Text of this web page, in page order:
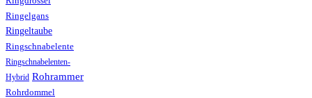
Ringelgans
Ringeltaube
Ringschnabelente
Ringschnabelenten-
Hybrid Rohrammer
Rohrdommel